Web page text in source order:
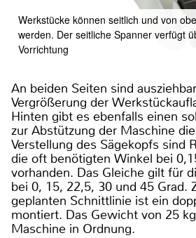
Werkstücke können seitlich und von
werden. Der seitliche Spanner verfügt
Vorrichtung
An beiden Seiten sind
Vergrößerung der
Hinten gibt es ebenfalls einen
zur Abstützung der Maschine
Verstellung des Sägekopfs sind
die oft benötigten Winkel bei
vorhanden. Das Gleiche gilt für
bei 0, 15, 22,5, 30 und 45 Grad.
geplanten Schnittlinie ist ein
montiert. Das Gewicht von 25
Maschine in Ordnung.